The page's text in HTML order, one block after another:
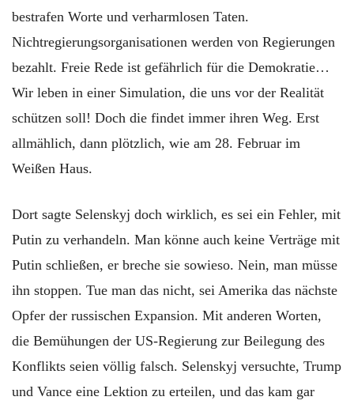
bestrafen Worte und verharmlosen Taten.
Nichtregierungsorganisationen werden von Regierungen
bezahlt. Freie Rede ist gefährlich für die Demokratie…
Wir leben in einer Simulation, die uns vor der Realität
schützen soll! Doch die findet immer ihren Weg. Erst
allmählich, dann plötzlich, wie am 28. Februar im
Weißen Haus.
Dort sagte Selenskyj doch wirklich, es sei ein Fehler, mit
Putin zu verhandeln. Man könne auch keine Verträge mit
Putin schließen, er breche sie sowieso. Nein, man müsse
ihn stoppen. Tue man das nicht, sei Amerika das nächste
Opfer der russischen Expansion. Mit anderen Worten,
die Bemühungen der US-Regierung zur Beilegung des
Konflikts seien völlig falsch. Selenskyj versuchte, Trump
und Vance eine Lektion zu erteilen, und das kam gar